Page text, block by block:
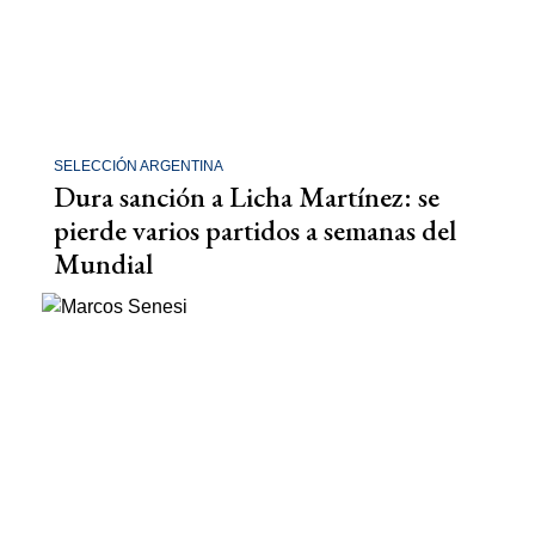
SELECCIÓN ARGENTINA
Dura sanción a Licha Martínez: se
pierde varios partidos a semanas del
Mundial